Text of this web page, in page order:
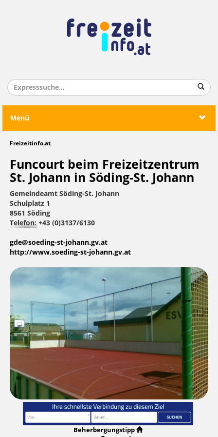
Menü
Freizeitinfo.at
Funcourt beim Freizeitzentrum
St. Johann in Söding-St. Johann
Gemeindeamt Söding-St. Johann
Schulplatz 1
8561 Söding
Telefon: +43 (0)3137/6130
gde@soeding-st-johann.gv.at
http://www.soeding-st-johann.gv.at
Beherbergungstipp